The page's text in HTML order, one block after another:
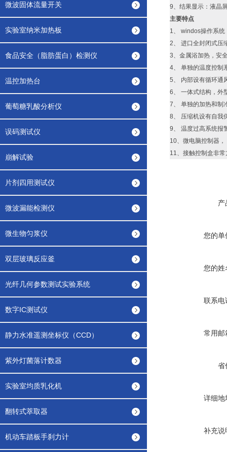
微波固体流量开关
实验室纳米加热板
食品安全（脂肪蛋白）检测仪
温控加热台
葡萄糖乳酸分析仪
误码测试仪
崩解试验
片剂四用测试仪
微波漏能检测仪
微生物匀浆仪
双层玻璃反应釜
光纤几何参数测试实验系统
数字IC测试仪
静力水准遥测坐标仪（CCD）
紫外灯菌落计数器
实验室均质乳化机
翻转式萃取器
机动车踏板手刹力计
9、结果显示：液晶
主要特点
1、 windos操作系
2、 进口全封闭式压
3、金属浴加热，安
4、 单独的温度控制
5、 内部设有循环通
6、 一体式结构，外
7、 单独的加热和制
8、 压缩机设有自我
9、 温度过高系统报
10、微电脑控制器
11、接触控制盒非常
产
您的单
您的姓
联系电
常用邮
省
详细地
补充说